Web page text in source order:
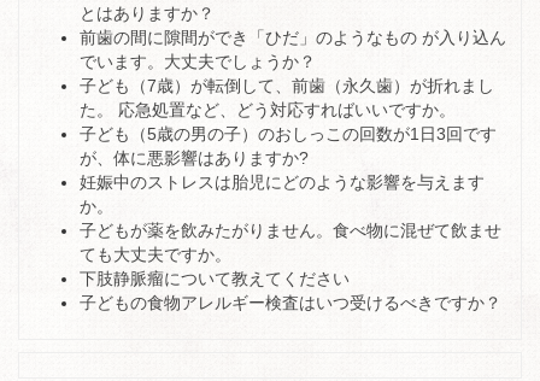
とはありますか？
前歯の間に隙間ができ「ひだ」のようなもの が入り込ん
でいます。大丈夫でしょうか？
子ども（7歳）が転倒して、前歯（永久歯）が折れまし
た。 応急処置など、どう対応すればいいですか。
子ども（5歳の男の子）のおしっこの回数が1日3回です
が、体に悪影響はありますか?
妊娠中のストレスは胎児にどのような影響を与えます
か。
子どもが薬を飲みたがりません。食べ物に混ぜて飲ませ
ても大丈夫ですか。
下肢静脈瘤について教えてください
子どもの食物アレルギー検査はいつ受けるべきですか？